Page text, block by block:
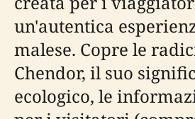
un'autentica
malese. Copre le
Chendor, il suo
ecologico, le